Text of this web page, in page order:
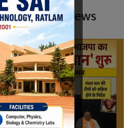
Pradesh News